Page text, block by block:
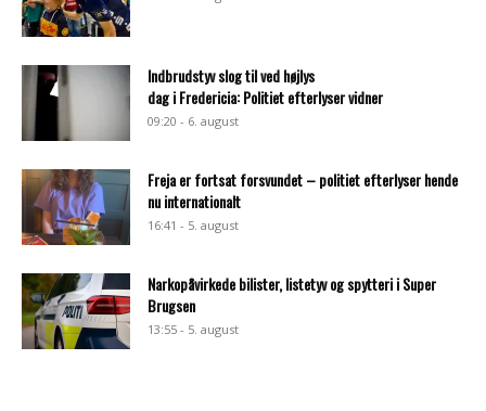
Indbrudstyv slog til ved højlys
dag i Fredericia: Politiet efterlyser vidner
09:20 - 6. august
Freja er fortsat forsvundet – politiet efterlyser hende
nu internationalt
16:41 - 5. august
Narkopåvirkede bilister, listetyv og spytteri i Super
Brugsen
13:55 - 5. august